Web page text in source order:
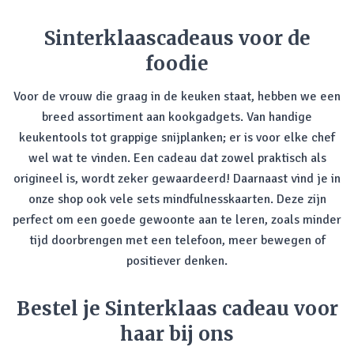
Sinterklaascadeaus voor de
foodie
Voor de vrouw die graag in de keuken staat, hebben we een
breed assortiment aan kookgadgets. Van handige
keukentools tot grappige snijplanken; er is voor elke chef
wel wat te vinden. Een cadeau dat zowel praktisch als
origineel is, wordt zeker gewaardeerd! Daarnaast vind je in
onze shop ook vele sets mindfulnesskaarten. Deze zijn
perfect om een goede gewoonte aan te leren, zoals minder
tijd doorbrengen met een telefoon, meer bewegen of
positiever denken.
Bestel je Sinterklaas cadeau voor
haar bij ons